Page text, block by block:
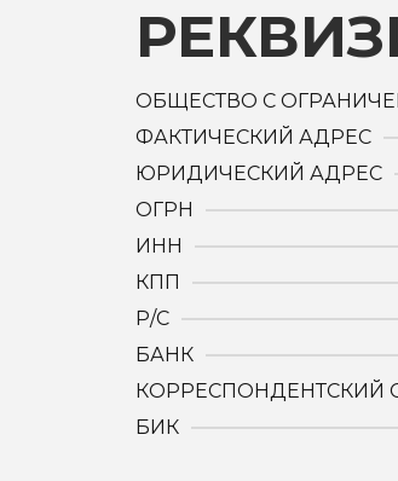
ОБЩЕСТВО С
ФАКТИЧЕСКИЙ АДРЕС
ЮРИДИЧЕСКИЙ АДРЕС
ОГРН
ИНН
КПП
Р/С
БАНК
КОРРЕСПОНДЕНТСКИЙ
БИК